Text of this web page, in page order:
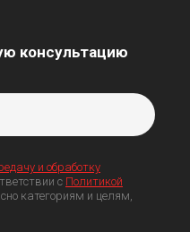
консультацию
и обработку
с Политикой
категориям и целям,